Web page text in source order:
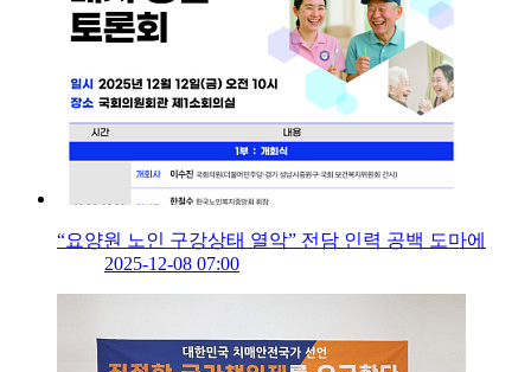
“요양원 노인 구강상태 열악” 전담 인력 공백 도마에
2025-12-08 07:00